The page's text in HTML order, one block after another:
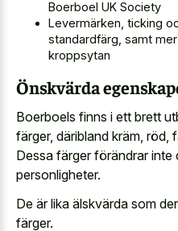
Boerboel UK Society
Levermärken, ticking
standardfärg, samt
kroppsytan
Önskvärda
Boerboels finns i ett brett
färger, däribland kräm, röd,
Dessa färger förändrar inte
personligheter.
De är lika älskvärda som
färger.